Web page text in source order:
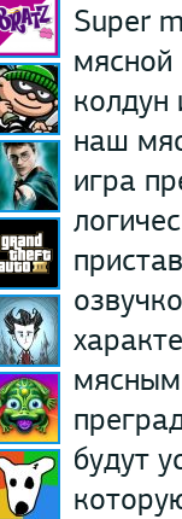
Super
колдун
наш
игра
будут